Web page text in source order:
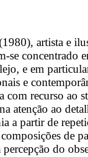
artista e
se concentrado
e em
e
com recurso ao
atenção ao
a partir de
de
do